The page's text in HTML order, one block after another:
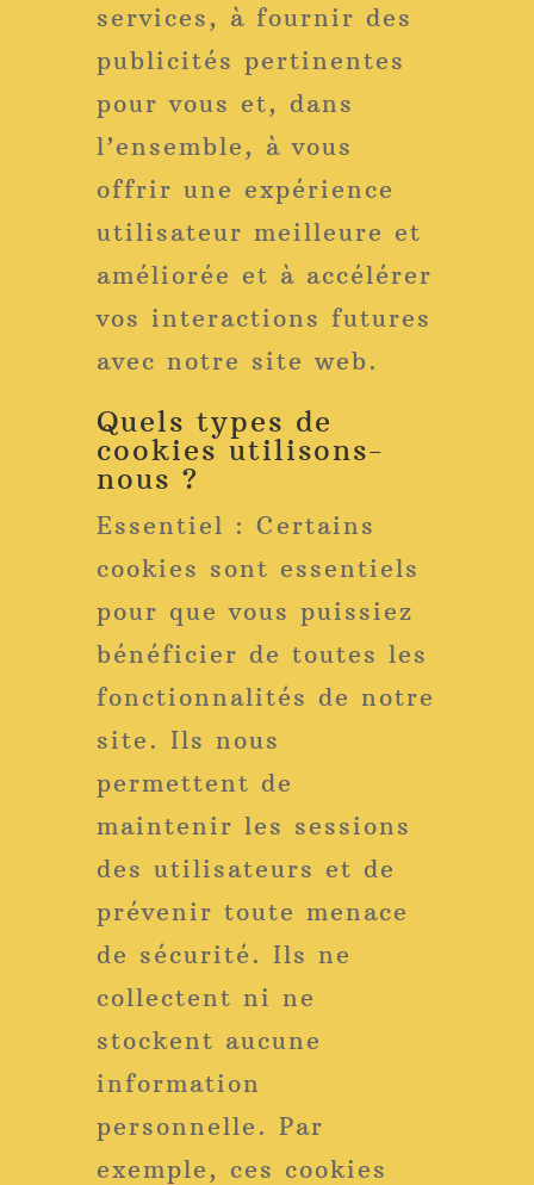
services, à fournir des
publicités pertinentes
pour vous et, dans
l’ensemble, à vous
offrir une expérience
utilisateur meilleure et
améliorée et à accélérer
vos interactions futures
avec notre site web.
Quels types de
cookies utilisons-
nous ?
Essentiel : Certains
cookies sont essentiels
pour que vous puissiez
bénéficier de toutes les
fonctionnalités de notre
site. Ils nous
permettent de
maintenir les sessions
des utilisateurs et de
prévenir toute menace
de sécurité. Ils ne
collectent ni ne
stockent aucune
information
personnelle. Par
exemple, ces cookies